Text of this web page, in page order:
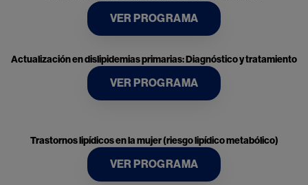
VER PROGRAMA
Actualización en dislipidemias primarias: Diagnóstico y tratamiento
VER PROGRAMA
Trastornos lipídicos en la mujer (riesgo lipídico metabólico)
VER PROGRAMA